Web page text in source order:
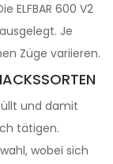
ELFBAR 600 V2
Je
Züge variieren.
und damit
tätigen.
wobei sich